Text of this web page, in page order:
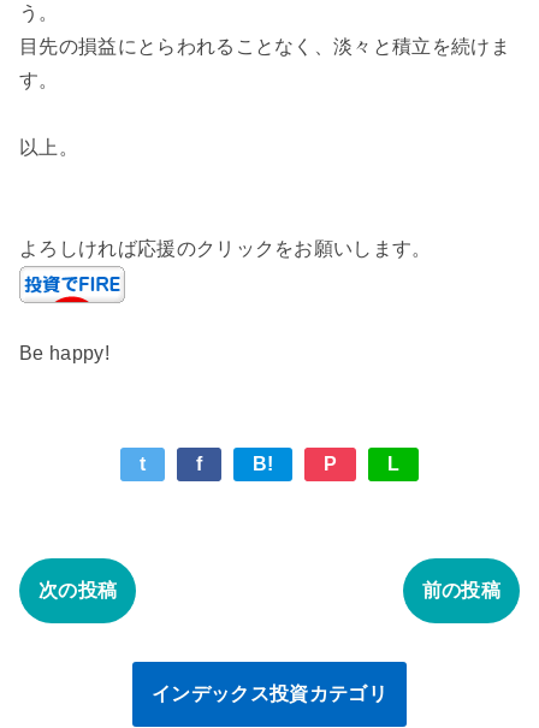
う。
目先の損益にとらわれることなく、淡々と積立を続けま
す。
以上。
よろしければ応援のクリックをお願いします。
Be happy!
t f B! P L
次の投稿 前の投稿
インデックス投資カテゴリ